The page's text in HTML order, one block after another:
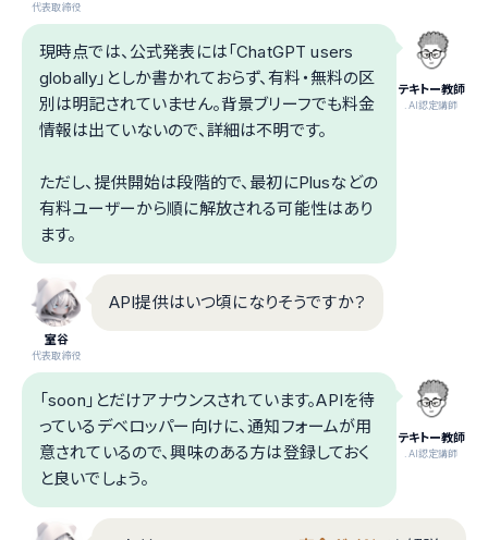
代表取締役
テキトー教師
.AI認定講師
現時点では、公式発表には「ChatGPT users
globally」としか書かれておらず、有料・無料の区
別は明記されていません。背景ブリーフでも料金
情報は出ていないので、詳細は不明です。
ただし、提供開始は段階的で、最初にPlusなどの
有料ユーザーから順に解放される可能性はあり
ます。
室谷
代表取締役
API提供はいつ頃になりそうですか？
テキトー教師
.AI認定講師
「soon」とだけアナウンスされています。APIを待
っているデベロッパー向けに、通知フォームが用
意されているので、興味のある方は登録しておく
と良いでしょう。